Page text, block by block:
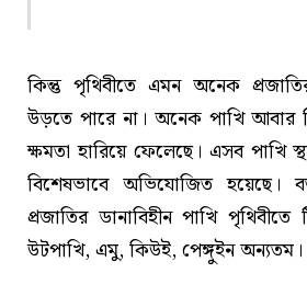
কিন্তু পৃথিবীতে এমন অনেক
উড়তে পারে না। অনেক পাখি আবার
ক্ষমতা হারিয়ে ফেলেছে। এসব পাখি
বিশেষভাবে অভিযোজিত হয়েছে।
প্রজাতির ডানাবিহীন পাখি
উটপাখি, এমু, কিউই, পেঙ্গুইন অন্যতম।